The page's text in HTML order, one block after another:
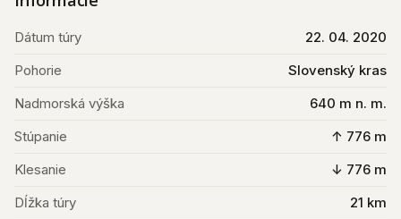
Dátum túry
22. 04. 2020
Pohorie
Slovenský kras
Nadmorská výška
640 m n. m.
Stúpanie
↑ 776 m
Klesanie
↓ 776 m
Dĺžka túry
21 km